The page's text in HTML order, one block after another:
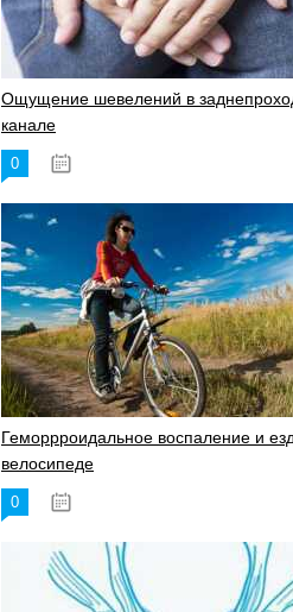
Ощущение шевелений в
канале
0
Геморрроидальное воспаление и
велосипеде
0